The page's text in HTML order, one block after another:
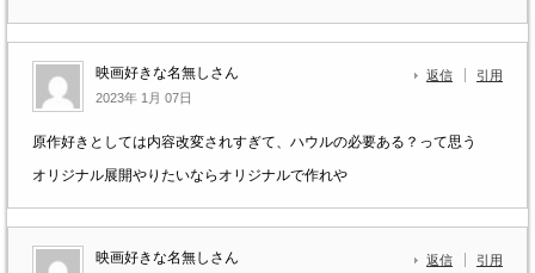
映画好きな名無しさん
2023年 1月 07日
返信 引用
原作好きとしては内容改変されすぎて、ハウルの必要ある？って思う
オリジナル展開やりたいならオリジナルで作れや
映画好きな名無しさん 返信 引用